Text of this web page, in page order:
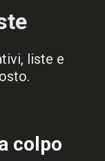
liste e
colpo